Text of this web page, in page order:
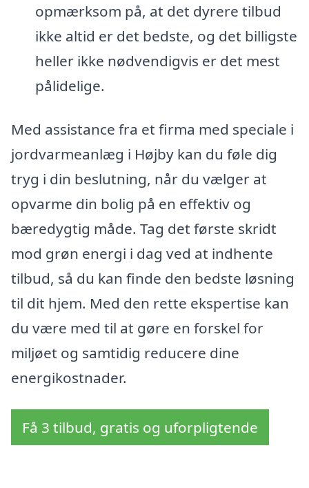
opmærksom på, at det dyrere tilbud
ikke altid er det bedste, og det billigste
heller ikke nødvendigvis er det mest
pålidelige.
Med assistance fra et firma med speciale i
jordvarmeanlæg i Højby kan du føle dig
tryg i din beslutning, når du vælger at
opvarme din bolig på en effektiv og
bæredygtig måde. Tag det første skridt
mod grøn energi i dag ved at indhente
tilbud, så du kan finde den bedste løsning
til dit hjem. Med den rette ekspertise kan
du være med til at gøre en forskel for
miljøet og samtidig reducere dine
energikostnader.
Få 3 tilbud, gratis og uforpligtende